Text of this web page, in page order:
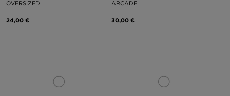
OVERSIZED
24,00 €
ARCADE
30,00 €